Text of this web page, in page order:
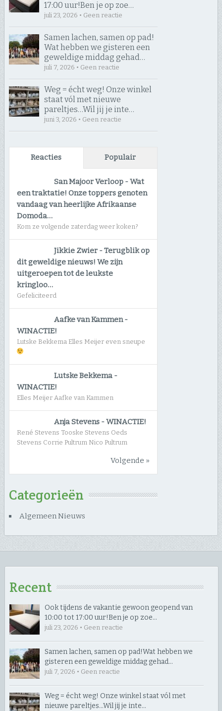
17:00 uur! ​Ben je op zoe…
juli 23, 2026 • Geen reactie
Samen lachen, samen op pad! ​
Wat hebben we gisteren een
geweldige middag gehad…
juli 7, 2026 • Geen reactie
Weg = écht weg! Onze winkel
staat vól met nieuwe
pareltjes… ​Wil jij je inte…
juni 3, 2026 • Geen reactie
Reacties Populair
San Majoor Verloop -Wat
een traktatie! Onze toppers genoten
vandaag van heerlijke Afrikaanse
Domoda…
Kom ze volgende zaterdag weer koken?
Jikkie Zwier -Terugblik op
dit geweldige nieuws! We zijn
uitgeroepen tot de leukste
kringloo…
Gefeliciteerd
Aafke van Kammen-
WINACTIE!
Lutske Bekkema Elles Meijer even sneupe
Lutske Bekkema -
WINACTIE!
Elles Meijer Aafke van Kammen
Anja Stevens -WINACTIE!
René Stevens Tooske Stevens Oeds
Stevens Corrie Pultrum Nico Pultrum
Volgende »
Categorieën
Algemeen Nieuws
Recent
Ook tijdens de vakantie gewoon geopend van
10:00 tot 17:00 uur! ​Ben je op zoe…
juli 23, 2026 • Geen reactie
Samen lachen, samen op pad! ​Wat hebben we
gisteren een geweldige middag gehad…
juli 7, 2026 • Geen reactie
Weg = écht weg! Onze winkel staat vól met
nieuwe pareltjes… ​Wil jij je inte…